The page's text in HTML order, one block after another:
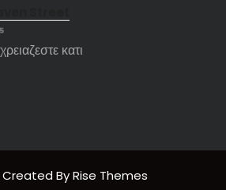
κατι
Created ByRise Themes